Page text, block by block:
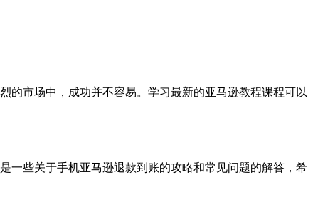
的市场中，成功并不容易。学习最新的亚马逊教程课程可以
一些关于手机亚马逊退款到账的攻略和常见问题的解答，希